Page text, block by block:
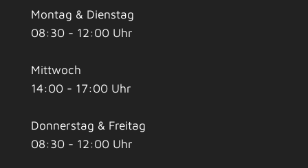
Montag & Dienstag
08:30 - 12:00 Uhr
Mittwoch
14:00 - 17:00 Uhr
Donnerstag & Freitag
08:30 - 12:00 Uhr